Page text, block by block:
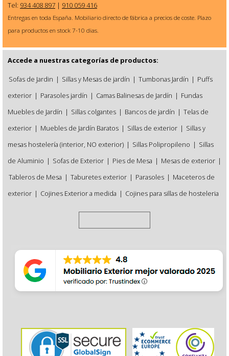
Tel: 934 408 897 | 910 059 416
Entregas en toda España. Mobiliario directo de fábrica a precios de coste. Plazo
para productos en stock 7-10 dias.
Accede a nuestras categorías de productos:
Sofas de Jardin | Sillas y Mesas de jardín | Tumbonas Jardín | Puffs
exterior | Parasoles jardín | Camas Balinesas de Jardín | Fundas
Muebles de Jardín | Sillas colgantes | Bancos de jardín | Telas de
exterior | Muebles de Jardín Baratos | Sillas de exterior | Sillas y
mesas hostelería (interior, NO exterior) | Sillas Polipropileno | Sillas
de Aluminio | Sofas de Exterior | Pies de Mesa | Mesas de exterior |
Tableros de Mesa | Taburetes exterior | Parasoles | Maceteros de
exterior | Cojines Exterior a medida | Cojines para sillas de hosteleria